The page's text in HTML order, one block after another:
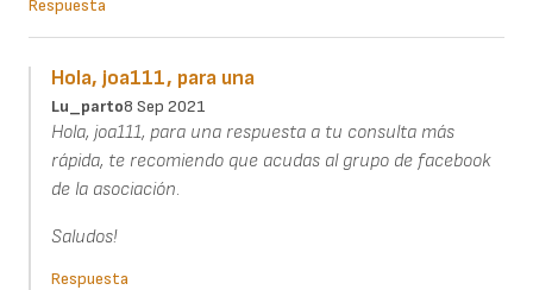
Respuesta
Hola, joa111, para una
Lu_parto8 Sep 2021
Hola, joa111, para una respuesta a tu consulta más
rápida, te recomiendo que acudas al grupo de facebook
de la asociación.
Saludos!
Respuesta